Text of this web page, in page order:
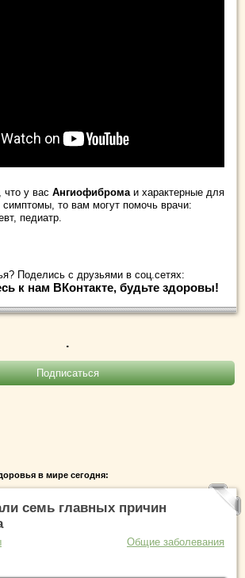
что у вас Ангиофибромаи характерные для
симптомы, то вам могут помочь врачи:
педиатр.
Поделись с друзьями в соц.сетях:
к нам ВКонтакте, будьте здоровы!
.
в мире сегодня:
семь главных причин
Общие заболевания